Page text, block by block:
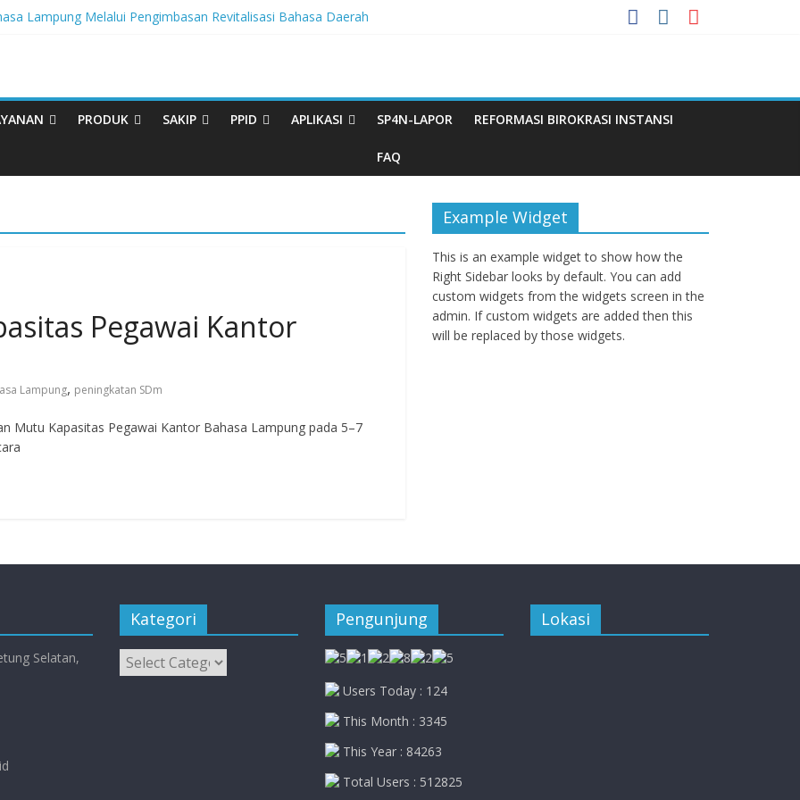
Lampung Melalui Pengimbasan Revitalisasi Bahasa Daerah
Musikalisasi Puisi Kembali Digelar
PRODUK SAKIP PPID APLIKASI SP4N-LAPOR REFORMASI BIROKRASI INSTANSI
FAQ
Pegawai Kantor
Lampung, peningkatan SDm
Mutu Kapasitas Pegawai Kantor Bahasa Lampung pada 5–7
Example Widget
This is an example widget to show how the
Right Sidebar looks by default. You can add
custom widgets from the widgets screen in the
admin. If custom widgets are added then this
will be replaced by those widgets.
Selatan,
Kategori
Kategori
Pengunjung
Users Today : 124
This Month : 3345
This Year : 84263
Total Users : 512825
Lokasi